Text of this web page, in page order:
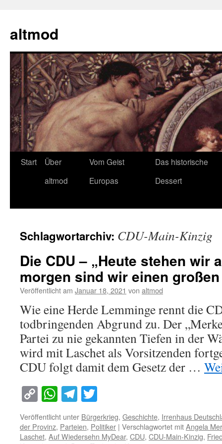
springen
altmod
Start
Über
altmod
Vom Geist
Europas
Das historische
Dessert
Schlagwortarchiv: CDU-Main-Kinzig
Die CDU – „Heute stehen wir
morgen sind wir einen
Veröffentlicht am Januar 18, 2021 von altmod
Wie eine Herde Lemminge rennt die
todbringenden Abgrund zu. Der
Partei zu nie gekannten Tiefen in der
wird mit Laschet als Vorsitzenden
CDU folgt damit dem Gesetz der …
Copy
Link
WhatsApp
Telegram
Veröffentlicht unter Bürgerkrieg, Geschichte, Irrenhaus
der Provinz, Parteien, Politiker | Verschlagwortet mitAngela
Laschet, Auf Wiedersehn MyDear, CDU, CDU-Main-Kinzig,